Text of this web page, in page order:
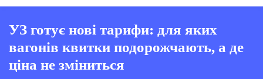
УЗ готує нові тарифи: для яких
вагонів квитки подорожчають, а де
ціна не зміниться